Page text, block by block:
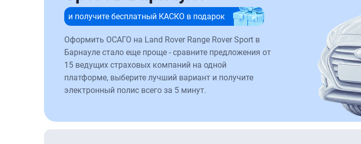
и получите бесплатный КАСКО в подарок
Оформить ОСАГО на Land Rover Range Rover Sport в
Барнауле стало еще проще - сравните предложения от
15 ведущих страховых компаний на одной
платформе, выберите лучший вариант и получите
электронный полис всего за 5 минут.